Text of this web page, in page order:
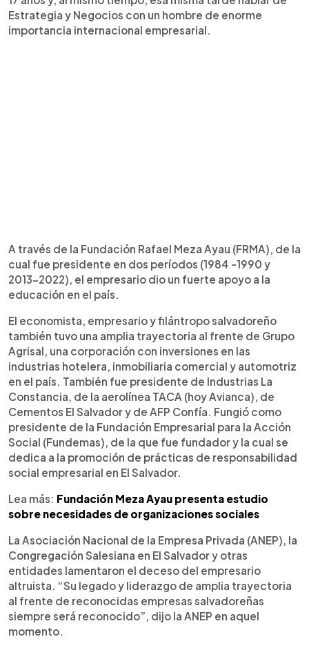
Estrategia y Negocios con un hombre de enorme
importancia internacional empresarial.
A través de la Fundación Rafael Meza Ayau (FRMA), de la
cual fue presidente en dos períodos (1984 -1990 y
2013-2022), el empresario dio un fuerte apoyo a la
educación en el país.
El economista, empresario y filántropo salvadoreño
también tuvo una amplia trayectoria al frente de Grupo
Agrisal, una corporación con inversiones en las
industrias hotelera, inmobiliaria comercial y automotriz
en el país. También fue presidente de Industrias La
Constancia, de la aerolínea TACA (hoy Avianca), de
Cementos El Salvador y de AFP Confía. Fungió como
presidente de la Fundación Empresarial para la Acción
Social (Fundemas), de la que fue fundador y la cual se
dedica a la promoción de prácticas de responsabilidad
social empresarial en El Salvador.
Lea más: Fundación Meza Ayau presenta estudio
sobre necesidades de organizaciones sociales
La Asociación Nacional de la Empresa Privada (ANEP), la
Congregación Salesiana en El Salvador y otras
entidades lamentaron el deceso del empresario
altruista. “Su legado y liderazgo de amplia trayectoria
al frente de reconocidas empresas salvadoreñas
siempre será reconocido”, dijo la ANEP en aquel
momento.